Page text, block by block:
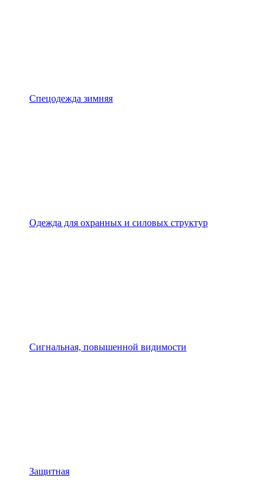
Спецодежда зимняя
Одежда для охранных и силовых структур
Сигнальная, повышенной видимости
Защитная